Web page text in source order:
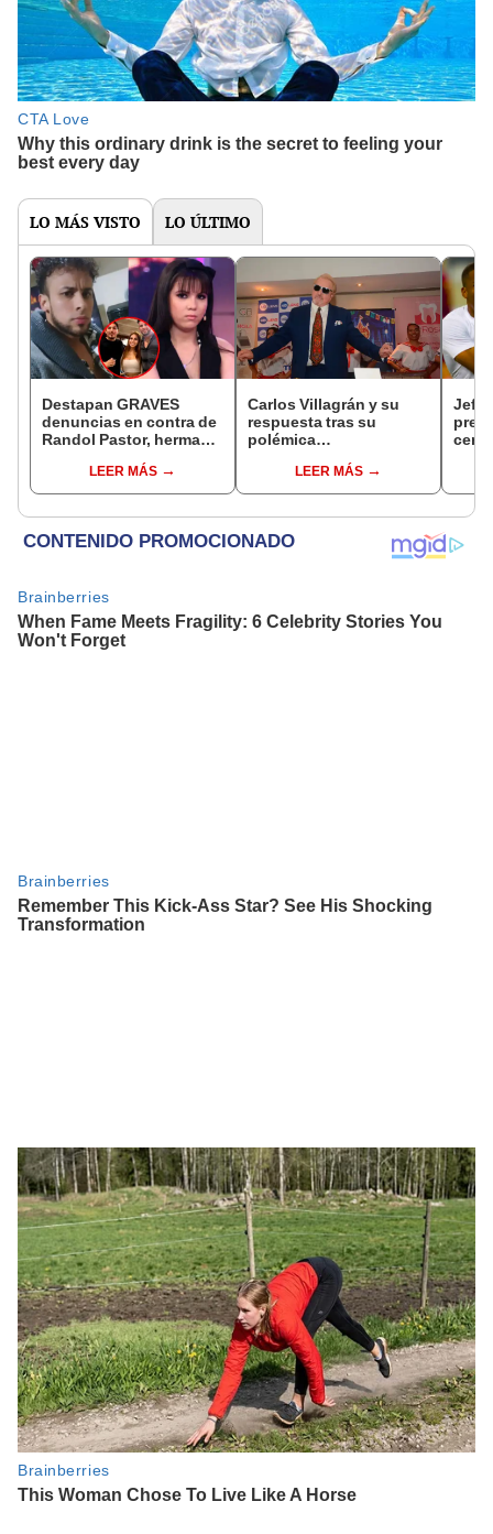
LO MÁS VISTO LO ÚLTIMO
Destapan GRAVES
denuncias en contra de
Randol Pastor, hermano
violación, agresiones y
acoso
LEER MÁS
Carlos Villagrán y su
respuesta tras su
polémica
‘Chespirito: sin querer
queriendo’: “Mi verdad
LEER MÁS
mall